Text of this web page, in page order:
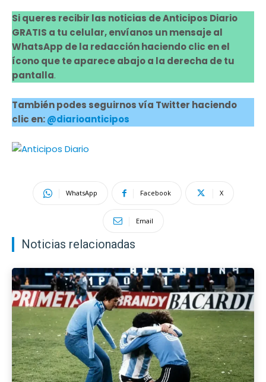
Si queres recibir las noticias de Anticipos Diario
GRATIS a tu celular, envíanos un mensaje al
WhatsApp de la redacción haciendo clic en el
ícono que te aparece abajo a la derecha de tu
pantalla.
También podes seguirnos vía Twitter haciendo
clic en:@diarioanticipos
WhatsApp Facebook X
Email
Noticias relacionadas